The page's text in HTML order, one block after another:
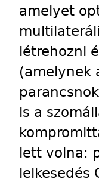
amelyet
létrehozni
(amelynek
is a
lett volna:
lelkesedés